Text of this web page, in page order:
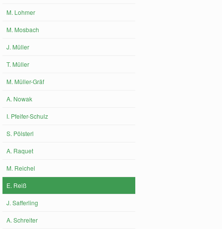
M. Lohmer
M. Mosbach
J. Müller
T. Müller
M. Müller-Gräf
A. Nowak
I. Pfeifer-Schulz
S. Pölsterl
A. Raquet
M. Reichel
E. Reiß
J. Safferling
A. Schreiter